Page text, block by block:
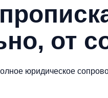
от
юридическое